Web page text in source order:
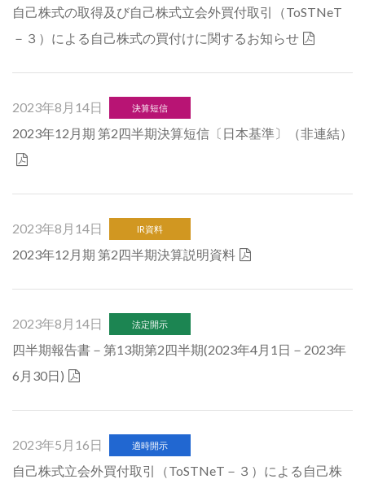
自己株式の取得及び自己株式立会外買付取引（ToSTNeT
－３）による自己株式の買付けに関するお知らせ
2023年8月14日 決算短信
2023年12月期 第2四半期決算短信〔日本基準〕（非連結）
2023年8月14日 IR資料
2023年12月期 第2四半期決算説明資料
2023年8月14日 法定開示
四半期報告書－第13期第2四半期(2023年4月1日－2023年
6月30日)
2023年5月16日 適時開示
自己株式立会外買付取引（ToSTNeT－３）による自己株